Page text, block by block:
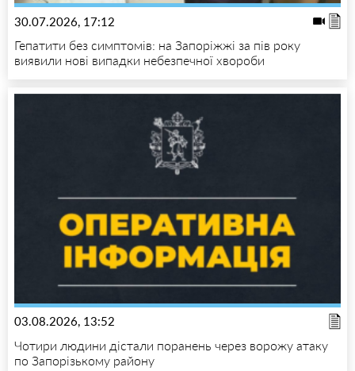
30.07.2026, 17:12
Гепатити без симптомів: на Запоріжжі за пів року
виявили нові випадки небезпечної хвороби
03.08.2026, 13:52
Чотири людини дістали поранень через ворожу атаку
по Запорізькому району